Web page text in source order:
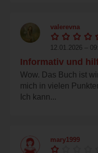
valerevna
12.01.2026 –
Informativ und
Wow. Das Buch ist
mich in vielen
Ich kann...
mary1999